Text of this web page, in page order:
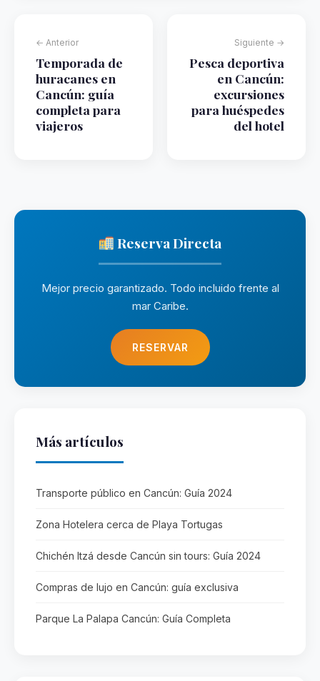
← Anterior
Temporada de
huracanes en
Cancún: guía
completa para
viajeros
Siguiente →
Pesca deportiva
en Cancún:
excursiones
para huéspedes
del hotel
Reserva Directa
Mejor precio garantizado. Todo incluido frente al
mar Caribe.
RESERVAR
Más artículos
Transporte público en Cancún: Guía 2024
Zona Hotelera cerca de Playa Tortugas
Chichén Itzá desde Cancún sin tours: Guía 2024
Compras de lujo en Cancún: guía exclusiva
Parque La Palapa Cancún: Guía Completa